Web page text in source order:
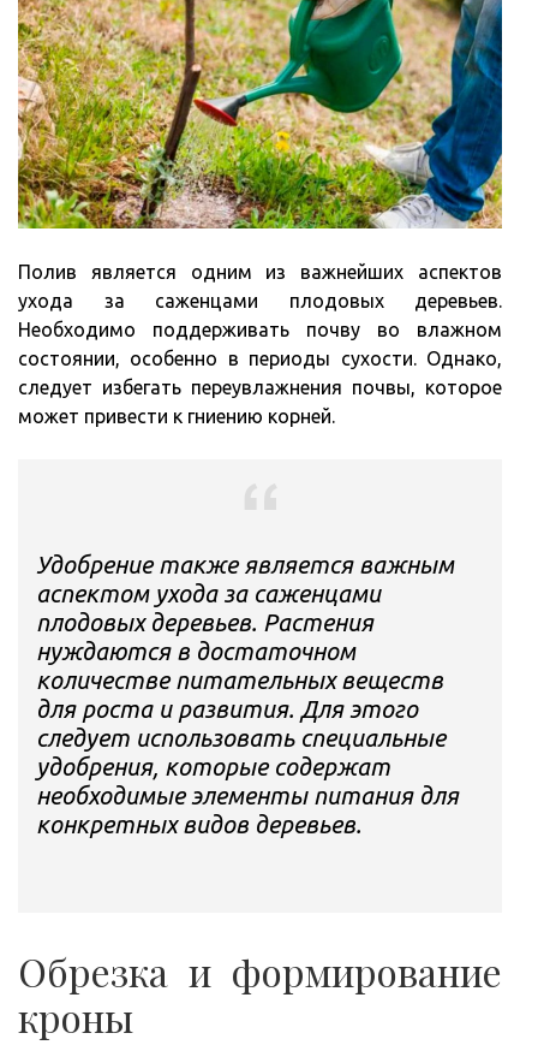
Полив является одним из важнейших аспектов
ухода за саженцами плодовых деревьев.
Необходимо поддерживать почву во влажном
состоянии, особенно в периоды сухости. Однако,
следует избегать переувлажнения почвы, которое
может привести к гниению корней.
Удобрение также является важным
аспектом ухода за саженцами
плодовых деревьев. Растения
нуждаются в достаточном
количестве питательных веществ
для роста и развития. Для этого
следует использовать специальные
удобрения, которые содержат
необходимые элементы питания для
конкретных видов деревьев.
Обрезка и формирование
кроны